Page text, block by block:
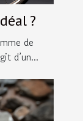
?
de
d’un...